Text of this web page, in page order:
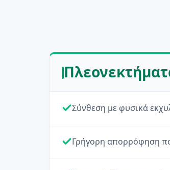
Σύνθεση με φυσικά
Γρήγορη απορρόφηση